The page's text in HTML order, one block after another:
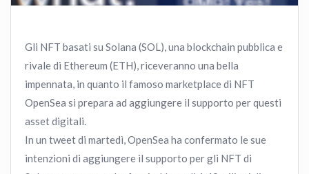
Gli NFT basati su Solana (SOL), una blockchain pubblica e
rivale di Ethereum (ETH), riceveranno una bella
impennata, in quanto il famoso marketplace di NFT
OpenSea si prepara ad aggiungere il supporto per questi
asset digitali.
In un tweet di martedì, OpenSea ha confermato le sue
intenzioni di aggiungere il supporto per gli NFT di